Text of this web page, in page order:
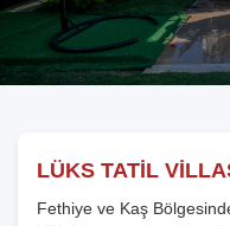
LÜKS TATİL
Fethiye ve Kaş